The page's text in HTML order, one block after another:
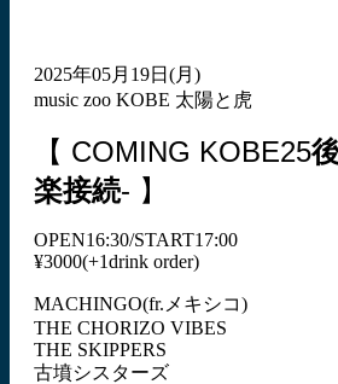
2025年05月19日(月)
music zoo KOBE 太陽と虎
【 COMING KOBE25
楽接続- 】
OPEN16:30/START17:00
¥3000(+1drink order)
MACHINGO(fr.メキシコ)
THE CHORIZO VIBES
THE SKIPPERS
古墳シスターズ